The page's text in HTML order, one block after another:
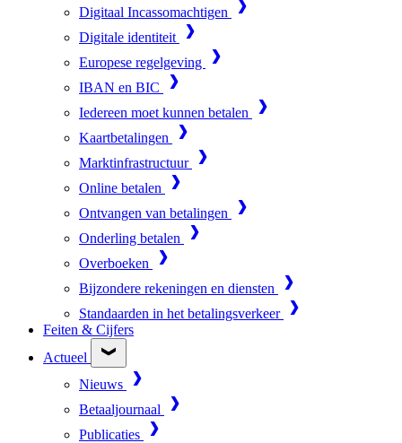
Digitaal Incassomachtigen
Digitale identiteit
Europese regelgeving
IBAN en BIC
Iedereen moet kunnen betalen
Kaartbetalingen
Marktinfrastructuur
Online betalen
Ontvangen van betalingen
Onderling betalen
Overboeken
Bijzondere rekeningen en diensten
Standaarden in het betalingsverkeer
Feiten & Cijfers
Actueel
Nieuws
Betaaljournaal
Publicaties